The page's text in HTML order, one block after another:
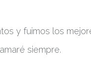
y fuimos los
siempre.